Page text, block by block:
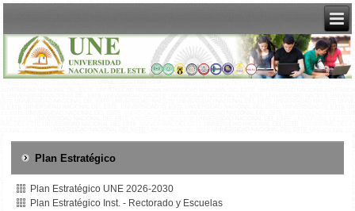
Plan Estratégico
Plan Estratégico UNE 2026-2030
Plan Estratégico Inst. - Rectorado y Escuelas